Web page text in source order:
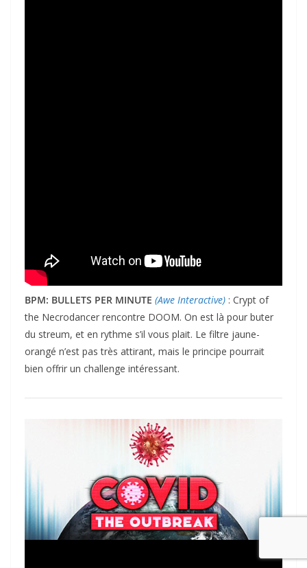
BPM: BULLETS PER MINUTE (Awe Interactive) : Crypt of
the Necrodancer rencontre DOOM. On est là pour buter
du streum, et en rythme s’il vous plait. Le filtre jaune-
orangé n’est pas très attirant, mais le principe pourrait
bien offrir un challenge intéressant.